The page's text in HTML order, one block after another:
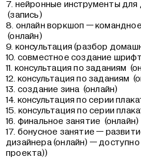
7. нейронные инструменты для
(запись)
8. онлайн воркшоп —
(онлайн)
9. консультация (разбор
10. совместное создание
11. консультация по заданиям
12. консультация по заданиям
13. создание зина (онлайн)
14. консультация по серии
15. консультация по серии
16. финальное занятие (онлайн)
17. бонусное занятие —
дизайнера (онлайн) —
проекта))